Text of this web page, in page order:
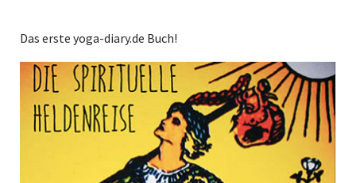
Das erste yoga-diary.de Buch!